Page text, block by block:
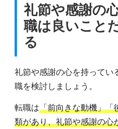
礼節や感謝の
職は良いこと
る
礼節や感謝の心を持ってい
職を検討しましょう。
転職は「前向きな動機」「
類があり、礼節や感謝の心